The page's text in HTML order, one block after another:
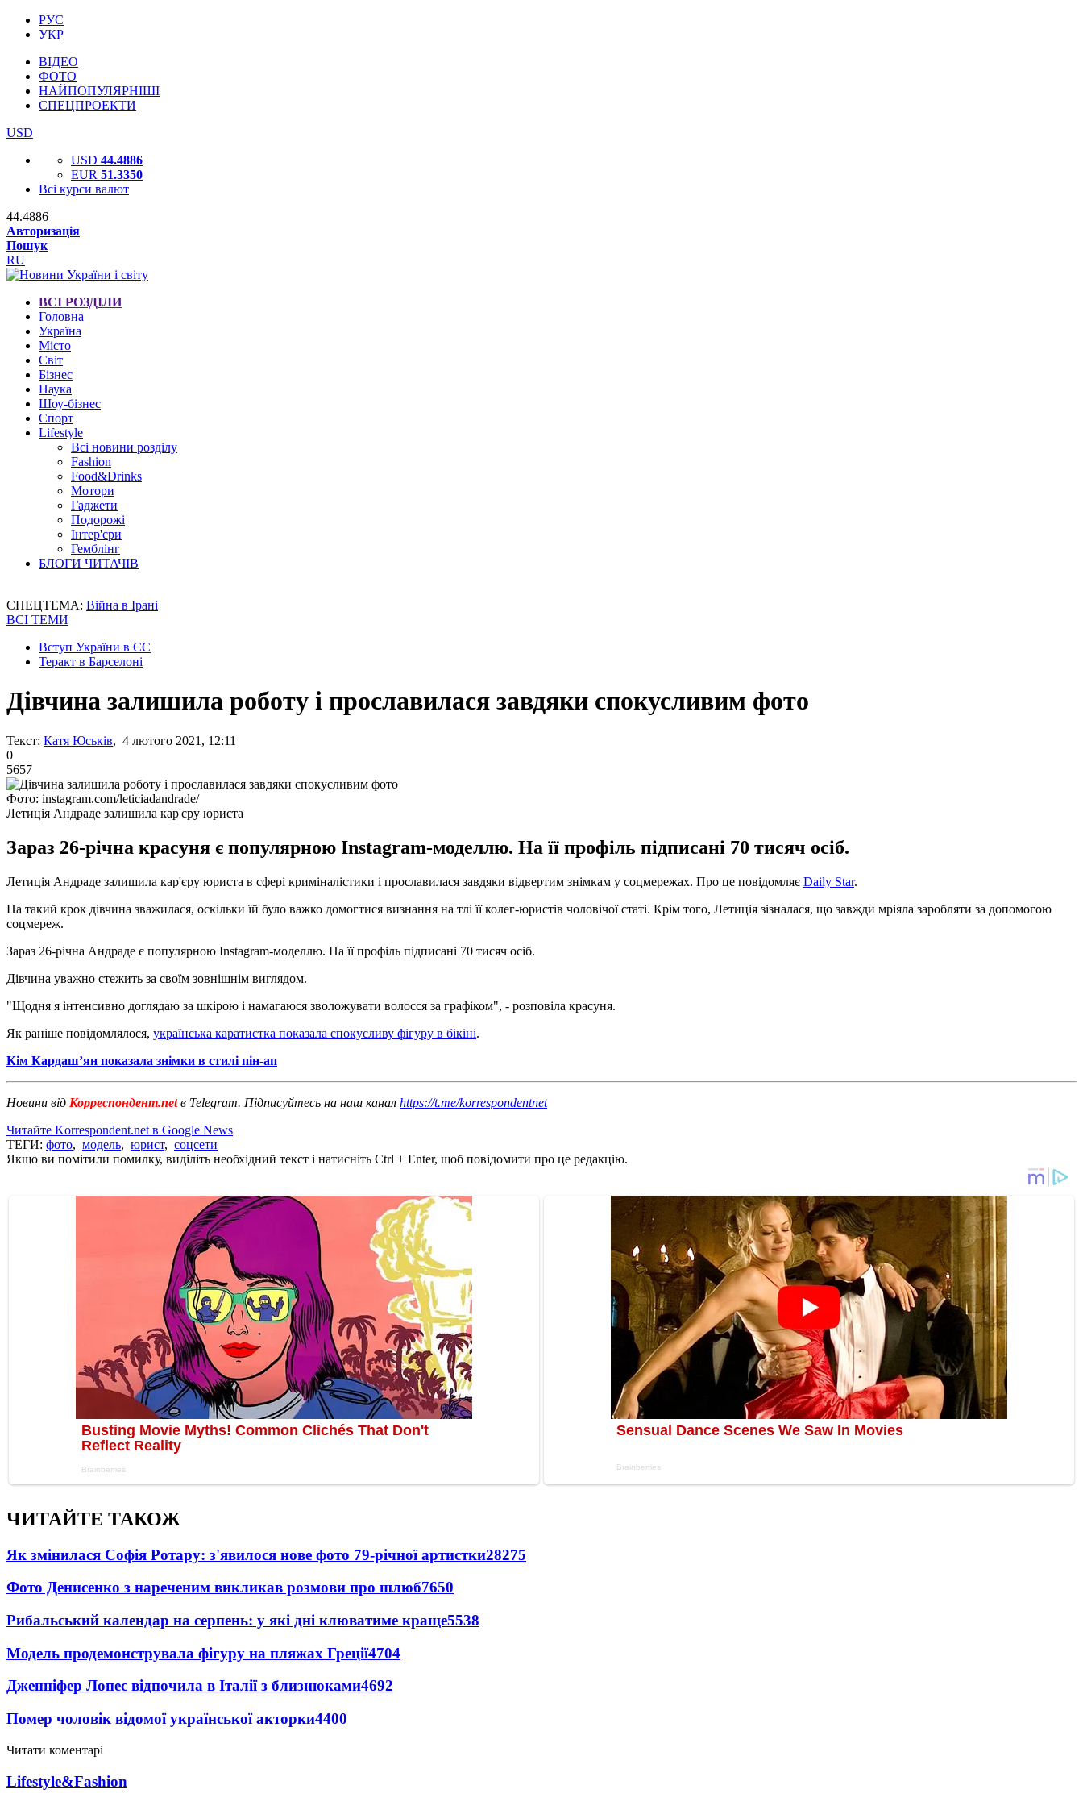
РУС
УКР
ВІДЕО
ФОТО
НАЙПОПУЛЯРНІШІ
СПЕЦПРОЕКТИ
USD
USD 44.4886
EUR 51.3350
Всі курси валют
44.4886
Авторизація
Пошук
RU
ВСІ РОЗДІЛИ
Головна
Україна
Місто
Світ
Бізнес
Наука
Шоу-бізнес
Спорт
Lifestyle
Всі новини розділу
Fashion
Food&Drinks
Мотори
Гаджети
Подорожі
Інтер'єри
Гемблінг
БЛОГИ ЧИТАЧІВ
СПЕЦТЕМА: Війна в Ірані
ВСІ ТЕМИ
Вступ України в ЄС
Теракт в Барселоні
Дівчина залишила роботу і прославилася завдяки спокусливим фото
Текст: Катя Юськів, 4 лютого 2021, 12:11
0
5657
Фото: instagram.com/leticiadandrade/
Летиція Андраде залишила кар'єру юриста
Зараз 26-річна красуня є популярною Instagram-моделлю. На її профіль підписані 70 тисяч осіб.
Летиція Андраде залишила кар'єру юриста в сфері криміналістики і прославилася завдяки відвертим знімкам у соцмережах. Про це повідомляє Daily Star.
На такий крок дівчина зважилася, оскільки їй було важко домогтися визнання на тлі її колег-юристів чоловічої статі. Крім того, Летиція зізналася, що завжди мріяла заробляти за допомогою
соцмереж.
Зараз 26-річна Андраде є популярною Instagram-моделлю. На її профіль підписані 70 тисяч осіб.
Дівчина уважно стежить за своїм зовнішнім виглядом.
"Щодня я інтенсивно доглядаю за шкірою і намагаюся зволожувати волосся за графіком", - розповіла красуня.
Як раніше повідомлялося, українська каратистка показала спокусливу фігуру в бікіні.
Кім Кардаш’ян показала знімки в стилі пін-ап
Новини від Корреспондент.netв Telegram. Підписуйтесь на наш канал https://t.me/korrespondentnet
Читайте Korrespondent.net в Google News
ТЕГИ: фото, модель, юрист, соцсети
Якщо ви помітили помилку, виділіть необхідний текст і натисніть Ctrl + Enter, щоб повідомити про це редакцію.
ЧИТАЙТЕ ТАКОЖ
Як змінилася Софія Ротару: з'явилося нове фото 79-річної артистки28275
Фото Денисенко з нареченим викликав розмови про шлюб7650
Рибальський календар на серпень: у які дні клюватиме краще5538
Модель продемонструвала фігуру на пляжах Греції4704
Дженніфер Лопес відпочила в Італії з близнюками4692
Помер чоловік відомої української акторки4400
Читати коментарі
Lifestyle&Fashion